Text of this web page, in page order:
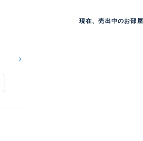
現在、売出中のお部